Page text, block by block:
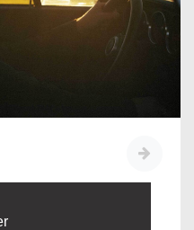
er ikke en jobb,
det første